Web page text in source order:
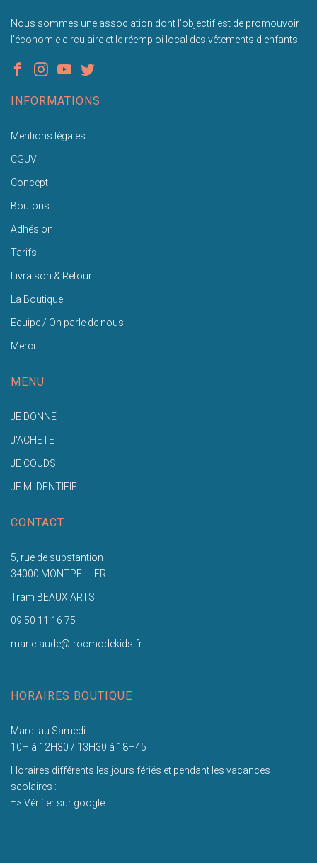
Nous sommes une association dont l'objectif est de promouvoir
l'économie circulaire et le réemploi local des vêtements d'enfants.
INFORMATIONS
Mentions légales
CGUV
Concept
Boutons
Adhésion
Tarifs
Livraison & Retour
La Boutique
Equipe / On parle de nous
Merci
MENU
JE DONNE
J'ACHETE
JE COUDS
JE M'IDENTIFIE
CONTACT
5, rue de substantion
34000 MONTPELLIER
Tram BEAUX ARTS
09 50 11 16 75
marie-aude@trocmodekids.fr
HORAIRES BOUTIQUE
Mardi au Samedi :
10H à 12H30 / 13H30 à 18H45
Horaires différents les jours fériés et pendant les vacances
scolaires :
=> Vérifier sur google